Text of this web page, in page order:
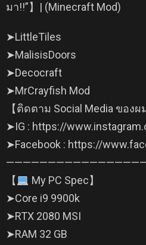
มา!!”】| (Minecraft Mod)
➤LittleTiles
➤MalisisDoors
➤Decocraft
➤MrCrayfish Mod
【ติดตาม Social Media ของผ
➤IG : https://
➤Facebook : https://
【
My PC Spec】
➤Core i9 9900k
➤RTX 2080 MSI
➤RAM 32 GB